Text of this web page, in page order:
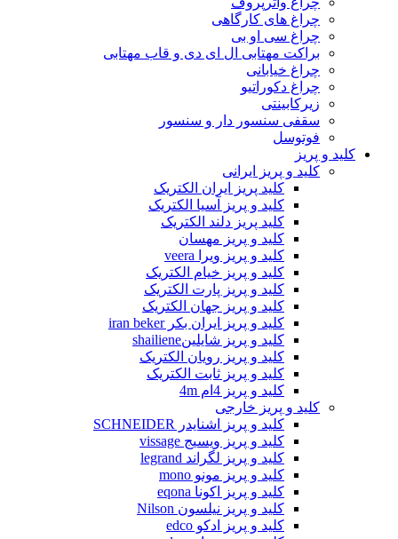
چراغ های کارگاهی
چراغ سی او بی
براکت مهتابی ال ای دی و قاب مهتابی
چراغ خیابانی
چراغ دکوراتیو
زیرکابینتی
سقفی سنسور دار و سنسور
فوتوسل
کلید و پریز
کلید و پریز ایرانی
کلید پریز ایران الکتریک
کلید و پریز آسیا الکتریک
کلید پریز دلند الکتریک
کلید و پریز مهسان
کلید و پریز ویرا veera
کلید و پریز خیام الکتریک
کلید و پریز پارت الکتریک
کلید و پریز جهان الکتریک
کلید و پریز ایران بکر iran beker
کلید و پریز شایلینshailiene
کلید و پریز رویان الکتریک
کلید و پریز ثابت الکتریک
کلید و پریز 4ام 4m
کلید و پریز خارجی
کلید و پریز اشنایدر SCHNEIDER
کلید و پریز ویسیج vissage
کلید و پریز لگراند legrand
کلید و پریز مونو mono
کلید و پریز اکونا eqona
کلید و پریز نیلسون Nilson
کلید و پریز ادکو edco